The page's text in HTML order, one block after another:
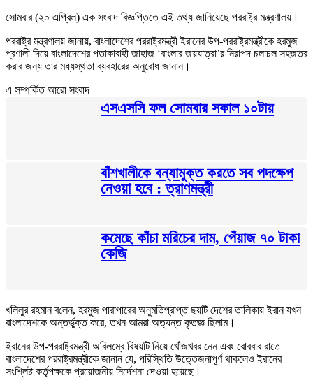
‌সোমবার (২০ এ‌প্রিল) এক সংবাদ বিজ্ঞ‌প্তি‌তে এই তথ্য জা‌নি‌য়ে‌ছে পররাষ্ট্র মন্ত্রণালয়।
পররাষ্ট্র মন্ত্রণালয় জানায়, বাংলাদেশের পররাষ্ট্রমন্ত্রী ইরানের উপ-পররাষ্ট্রমন্ত্রীকে হরমুজ
প্রণালী দিয়ে বাংলাদেশের পতাকাবাহী জাহাজ ‘বাংলার জয়যাত্রা’র নিরাপদ চলাচল সহজতর
করার জন্য তার মধ্যস্থতা ব্যবহারের অনুরোধ জানান।
এ সম্পর্কিত আরো সংবাদ
এসএসসি ফল সোমবার সকাল ১০টায়
বাঁশখালীকে বন্যামুক্ত করতে সব পদক্ষেপ
নেওয়া হবে : ত্রাণমন্ত্রী
কমেছে কাঁচা মরিচের দাম, পেঁয়াজ ৭০ টাকা
কেজি
খ‌লিলুর রহমান ব‌লেন, হরমুজ পারাপারের অনুমতিপ্রাপ্ত ছয়টি দেশের তালিকায় ইরান যখন
বাংলাদেশকে অন্তর্ভুক্ত করে, তখন আমরা অত্যন্ত কৃতজ্ঞ ছিলাম।
ইরানের উপ-পররাষ্ট্রমন্ত্রী অবিলম্বে বিষয়টি নিয়ে খোঁজখবর নেন এবং রোববার রাতে
বাংলাদেশের পররাষ্ট্রমন্ত্রীকে জানান যে, পরিস্থিতি উত্তেজনাপূর্ণ থাকলেও ইরানের
সংশ্লিষ্ট কর্তৃপক্ষকে প্রয়োজনীয় নির্দেশনা দেওয়া হয়েছে।